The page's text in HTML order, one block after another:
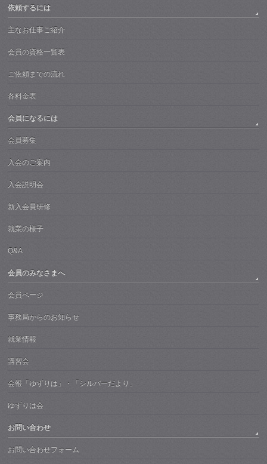
依頼するには
主なお仕事ご紹介
会員の資格一覧表
ご依頼までの流れ
各料金表
会員になるには
会員募集
入会のご案内
入会説明会
新入会員研修
就業の様子
Q&A
会員のみなさまへ
会員ページ
事務局からのお知らせ
就業情報
講習会
会報「ゆずりは」・「シルバーだより」
ゆずりは会
お問い合わせ
お問い合わせフォーム